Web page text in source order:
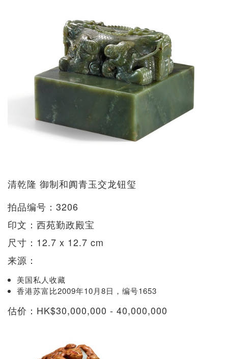
清乾隆 御制和阗青玉交龙钮玺
拍品编号：3206
印文：西苑勤政殿宝
尺寸：12.7 x 12.7 cm
来源：
美国私人收藏
香港苏富比2009年10月8日，编号1653
估价：HK$30,000,000 - 40,000,000